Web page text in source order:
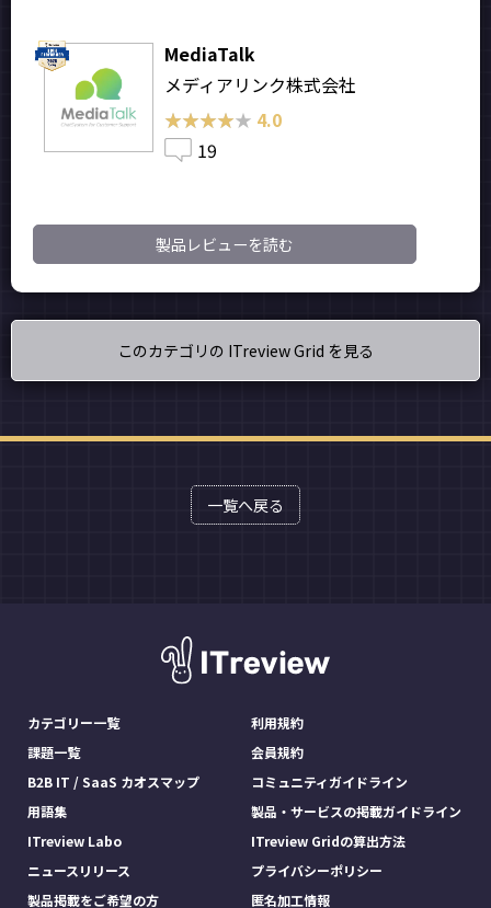
MediaTalk
メディアリンク株式会社
★★★★★
★★★★★ 4.0
19
製品レビューを読む
このカテゴリの ITreview Grid を見る
一覧へ戻る
カテゴリー一覧
課題一覧
B2B IT / SaaS カオスマップ
用語集
ITreview Labo
ニュースリリース
製品掲載をご希望の方
利用規約
会員規約
コミュニティガイドライン
製品・サービスの掲載ガイドライン
ITreview Gridの算出方法
プライバシーポリシー
匿名加工情報